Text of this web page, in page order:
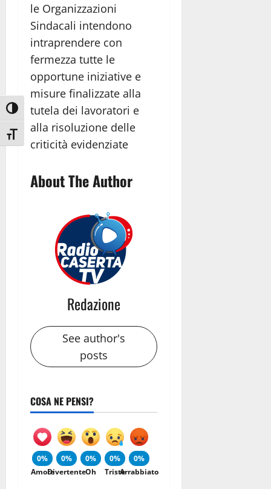
Attiva/disattiva alto contrasto
Attiva/disattiva dimensione testo
le Organizzazioni
Sindacali intendono
intraprendere con
fermezza tutte le
opportune iniziative e
misure finalizzate alla
tutela dei lavoratori e
alla risoluzione delle
criticità evidenziate
About The Author
Redazione
See author's
posts
COSA NE PENSI?
0%
Amore
0%
Divertente
0%
Oh
0%
Triste
0%
Arrabbiato